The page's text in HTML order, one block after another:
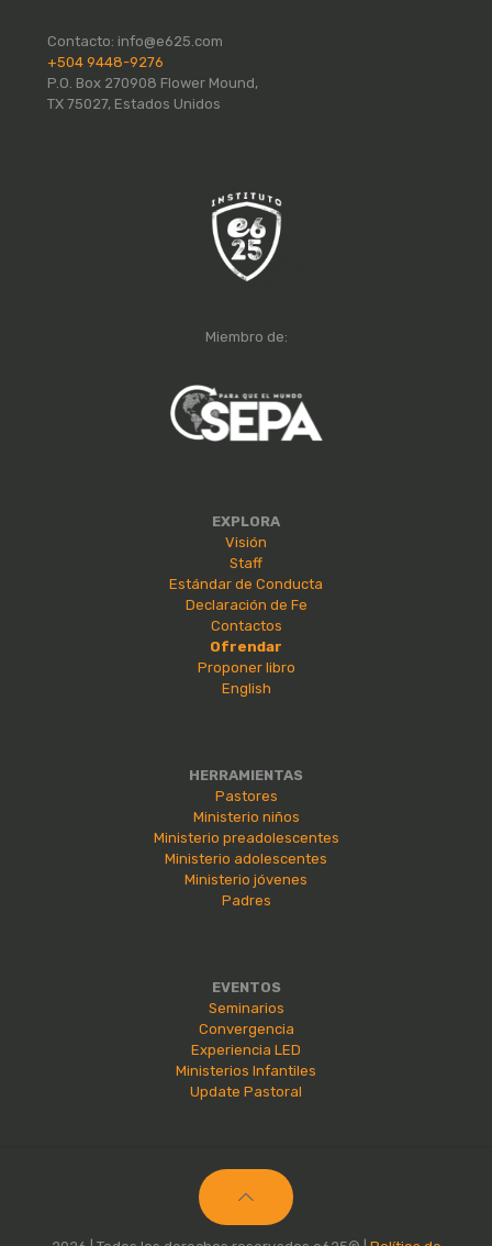
Contacto: info@e625.com
+504 9448-9276
P.O. Box 270908 Flower Mound,
TX 75027, Estados Unidos
Miembro de:
EXPLORA
Visión
Staff
Estándar de Conducta
Declaración de Fe
Contactos
Ofrendar
Proponer libro
English
HERRAMIENTAS
Pastores
Ministerio niños
Ministerio preadolescentes
Ministerio adolescentes
Ministerio jóvenes
Padres
EVENTOS
Seminarios
Convergencia
Experiencia LED
Ministerios Infantiles
Update Pastoral